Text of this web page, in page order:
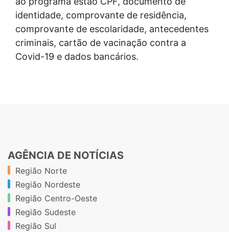
identidade, comprovante de residência,
comprovante de escolaridade, antecedentes
criminais, cartão de vacinação contra a
Covid-19 e dados bancários.
AGÊNCIA DE NOTÍCIAS
Região Norte
Região Nordeste
Região Centro-Oeste
Região Sudeste
Região Sul